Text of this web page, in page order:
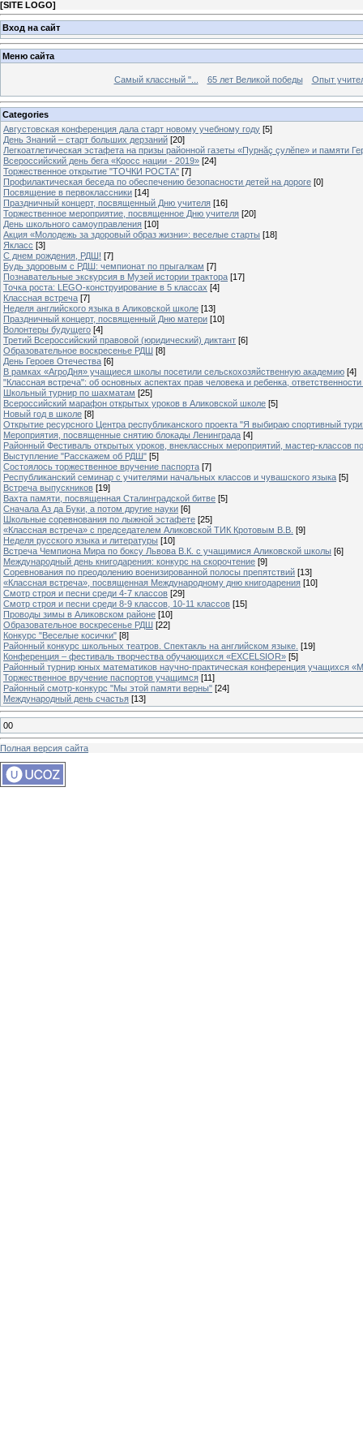
[SITE LOGO]
Вход на сайт
Меню сайта
Самый классный "... 65 лет Великой победы Опыт
Categories
Августовская конференция дала старт новому учебному году [5]
День Знаний – старт больших дерзаний [20]
Легкоатлетическая эстафета на призы районной газеты «Пурнăç çулĕпе» и памяти
Всероссийский день бега «Кросс нации - 2019» [24]
Торжественное открытие "ТОЧКИ РОСТА" [7]
Профилактическая беседа по обеспечению безопасности детей на дороге [0]
Посвящение в первоклассники [14]
Праздничный концерт, посвященный Дню учителя [16]
Торжественное мероприятие, посвященное Дню учителя [20]
День школьного самоуправления [10]
Акция «Молодежь за здоровый образ жизни»: веселые старты [18]
Якласс [3]
С днем рождения, РДШ! [7]
Будь здоровым с РДШ: чемпионат по прыгалкам [7]
Познавательные экскурсия в Музей истории трактора [17]
Точка роста: LEGO-конструирование в 5 классах [4]
Классная встреча [7]
Неделя английского языка в Аликовской школе [13]
Праздничный концерт, посвященный Дню матери [10]
Волонтеры будущего [4]
Третий Всероссийский правовой (юридический) диктант [6]
Образовательное воскресенье РДШ [8]
День Героев Отечества [6]
В рамках «АгроДня» учащиеся школы посетили сельскохозяйственную академию [4]
"Классная встреча": об основных аспектах прав человека и ребенка,
Школьный турнир по шахматам [25]
Всероссийский марафон открытых уроков в Аликовской школе [5]
Новый год в школе [8]
Открытие ресурсного Центра республиканского проекта "Я выбираю спортивный
Мероприятия, посвященные снятию блокады Ленинграда [4]
Районный Фестиваль открытых уроков, внеклассных мероприятий, мастер-классов
Выступление "Расскажем об РДШ" [5]
Состоялось торжественное вручение паспорта [7]
Республиканский семинар с учителями начальных классов и чувашского языка [5]
Встреча выпускников [19]
Вахта памяти, посвященная Сталинградской битве [5]
Сначала Аз да Буки, а потом другие науки [6]
Школьные соревнования по лыжной эстафете [25]
«Классная встреча» с председателем Аликовской ТИК Кротовым В.В. [9]
Неделя русского языка и литературы [10]
Встреча Чемпиона Мира по боксу Львова В.К. с учащимися Аликовской школы [6]
Международный день книгодарения: конкурс на скорочтение [9]
Cоревнования по преодолению военизированной полосы препятствий [13]
«Классная встреча», посвященная Международному дню книгодарения [10]
Смотр строя и песни среди 4-7 классов [29]
Смотр строя и песни среди 8-9 классов, 10-11 классов [15]
Проводы зимы в Аликовском районе [10]
Образовательное воскресенье РДШ [22]
Конкурс "Веселые косички" [8]
Районный конкурс школьных театров. Спектакль на английском языке. [19]
Конференция – фестиваль творчества обучающихся «EXCELSIOR» [5]
Районный турнир юных математиков научно-практическая конференция учащихся
Торжественное вручение паспортов учащимся [11]
Районный смотр-конкурс "Мы этой памяти верны" [24]
Международный день счастья [13]
00
Полная версия сайта